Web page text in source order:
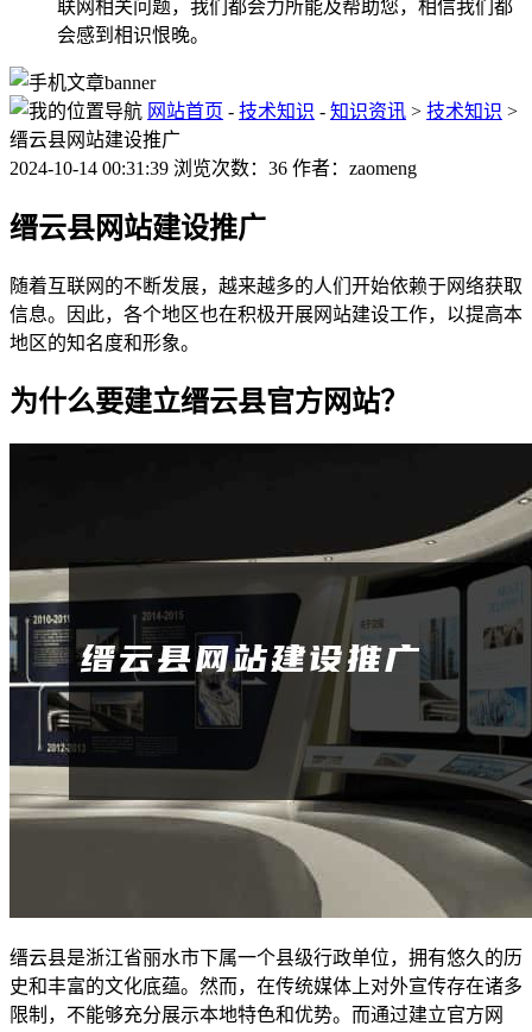
联网相关问题，我们都会力所能及帮助您，相信我们都
会感到相识恨晚。
网站首页 - 技术知识 - 知识资讯 > 技术知识 >
缙云县网站建设推广
2024-10-14 00:31:39 浏览次数：36 作者：zaomeng
缙云县网站建设推广
随着互联网的不断发展，越来越多的人们开始依赖于网络获取
信息。因此，各个地区也在积极开展网站建设工作，以提高本
地区的知名度和形象。
为什么要建立缙云县官方网站？
缙云县是浙江省丽水市下属一个县级行政单位，拥有悠久的历
史和丰富的文化底蕴。然而，在传统媒体上对外宣传存在诸多
限制，不能够充分展示本地特色和优势。而通过建立官方网